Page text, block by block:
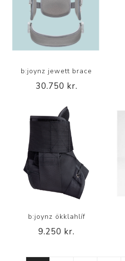
b:joynz jewett brace
30.750 kr.
b:joynz ökklahlíf
9.250 kr.